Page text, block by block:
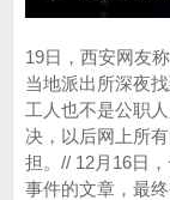
19日，西安网友
当地派出所深夜
工人也不是公职
决，以后网上所
担。// 12月16日
事件的文章，最